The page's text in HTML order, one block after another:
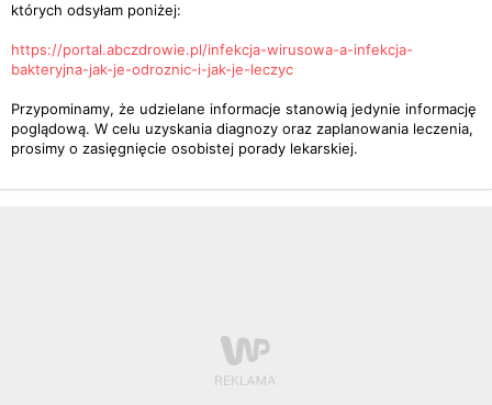
których odsyłam poniżej:
https://portal.abczdrowie.pl/infekcja-wirusowa-a-infekcja-
bakteryjna-jak-je-odroznic-i-jak-je-leczyc
Przypominamy, że udzielane informacje stanowią jedynie informację
poglądową. W celu uzyskania diagnozy oraz zaplanowania leczenia,
prosimy o zasięgnięcie osobistej porady lekarskiej.